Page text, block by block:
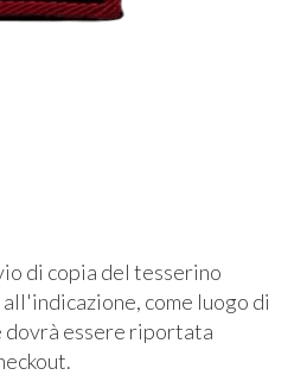
di copia del tesserino
come luogo di
dovrà essere riportata